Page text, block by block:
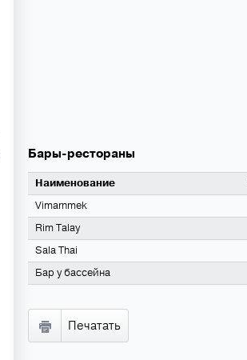
Бары-рестораны
Наименование
Vimarnmek
Rim Talay
Sala Thai
Бар у бассейна
Печатать